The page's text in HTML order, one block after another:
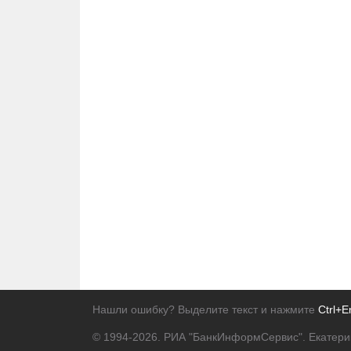
Нашли ошибку? Выделите текст и нажмите
© 1994-2026. РИА "БанкИнформСервис".